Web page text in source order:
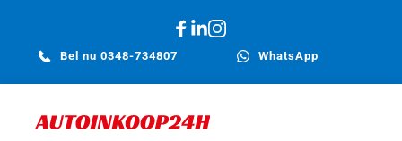
Bel nu 0348-734807 WhatsApp